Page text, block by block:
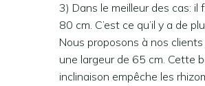
3) Dans le meilleur des cas:
80 cm. C’est ce qu’il y a de
Nous proposons à nos
une largeur de 65 cm. Cette
inclinaison empêche les